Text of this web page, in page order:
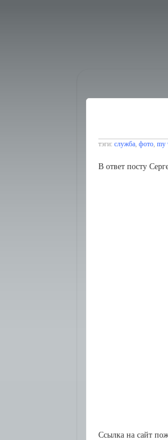
тэги: служба, фото, my
В ответ посту
Ссылка на сайт